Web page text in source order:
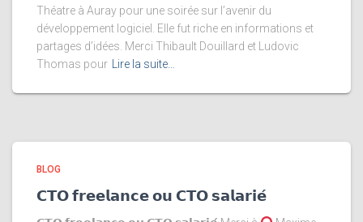
Théatre à Auray pour une soirée sur l’avenir du
développement logiciel. Elle fut riche en informations et
partages d’idées. Merci Thibault Douillard et Ludovic
Thomas pour
Lire la suite…
BLOG
𝗖𝗧𝗢 𝗳𝗿𝗲𝗲𝗹𝗮𝗻𝗰𝗲 𝗼𝘂 𝗖𝗧𝗢 𝘀𝗮𝗹𝗮𝗿𝗶𝗲́